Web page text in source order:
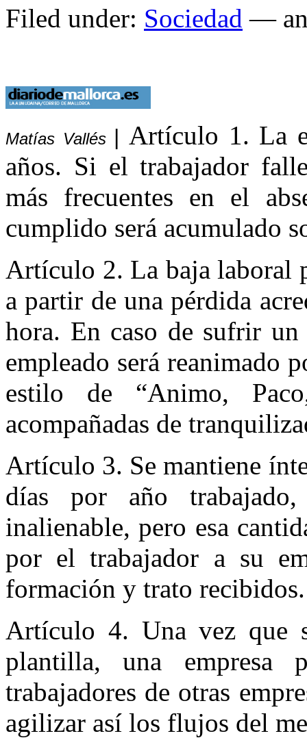
Filed under: Sociedad —
Matías Vallés | Artículo 1. La
años. Si el trabajador
más frecuentes en el
cumplido será acumulado
Artículo 2. La baja laboral
a partir de una pérdida
hora. En caso de sufrir
empleado será reanimado
estilo de “Animo,
acompañadas de
Artículo 3. Se mantiene
días por año
inalienable, pero esa
por el trabajador a su
formación y trato recibidos.
Artículo 4. Una vez que
plantilla, una empresa
trabajadores de otras
agilizar así los flujos del